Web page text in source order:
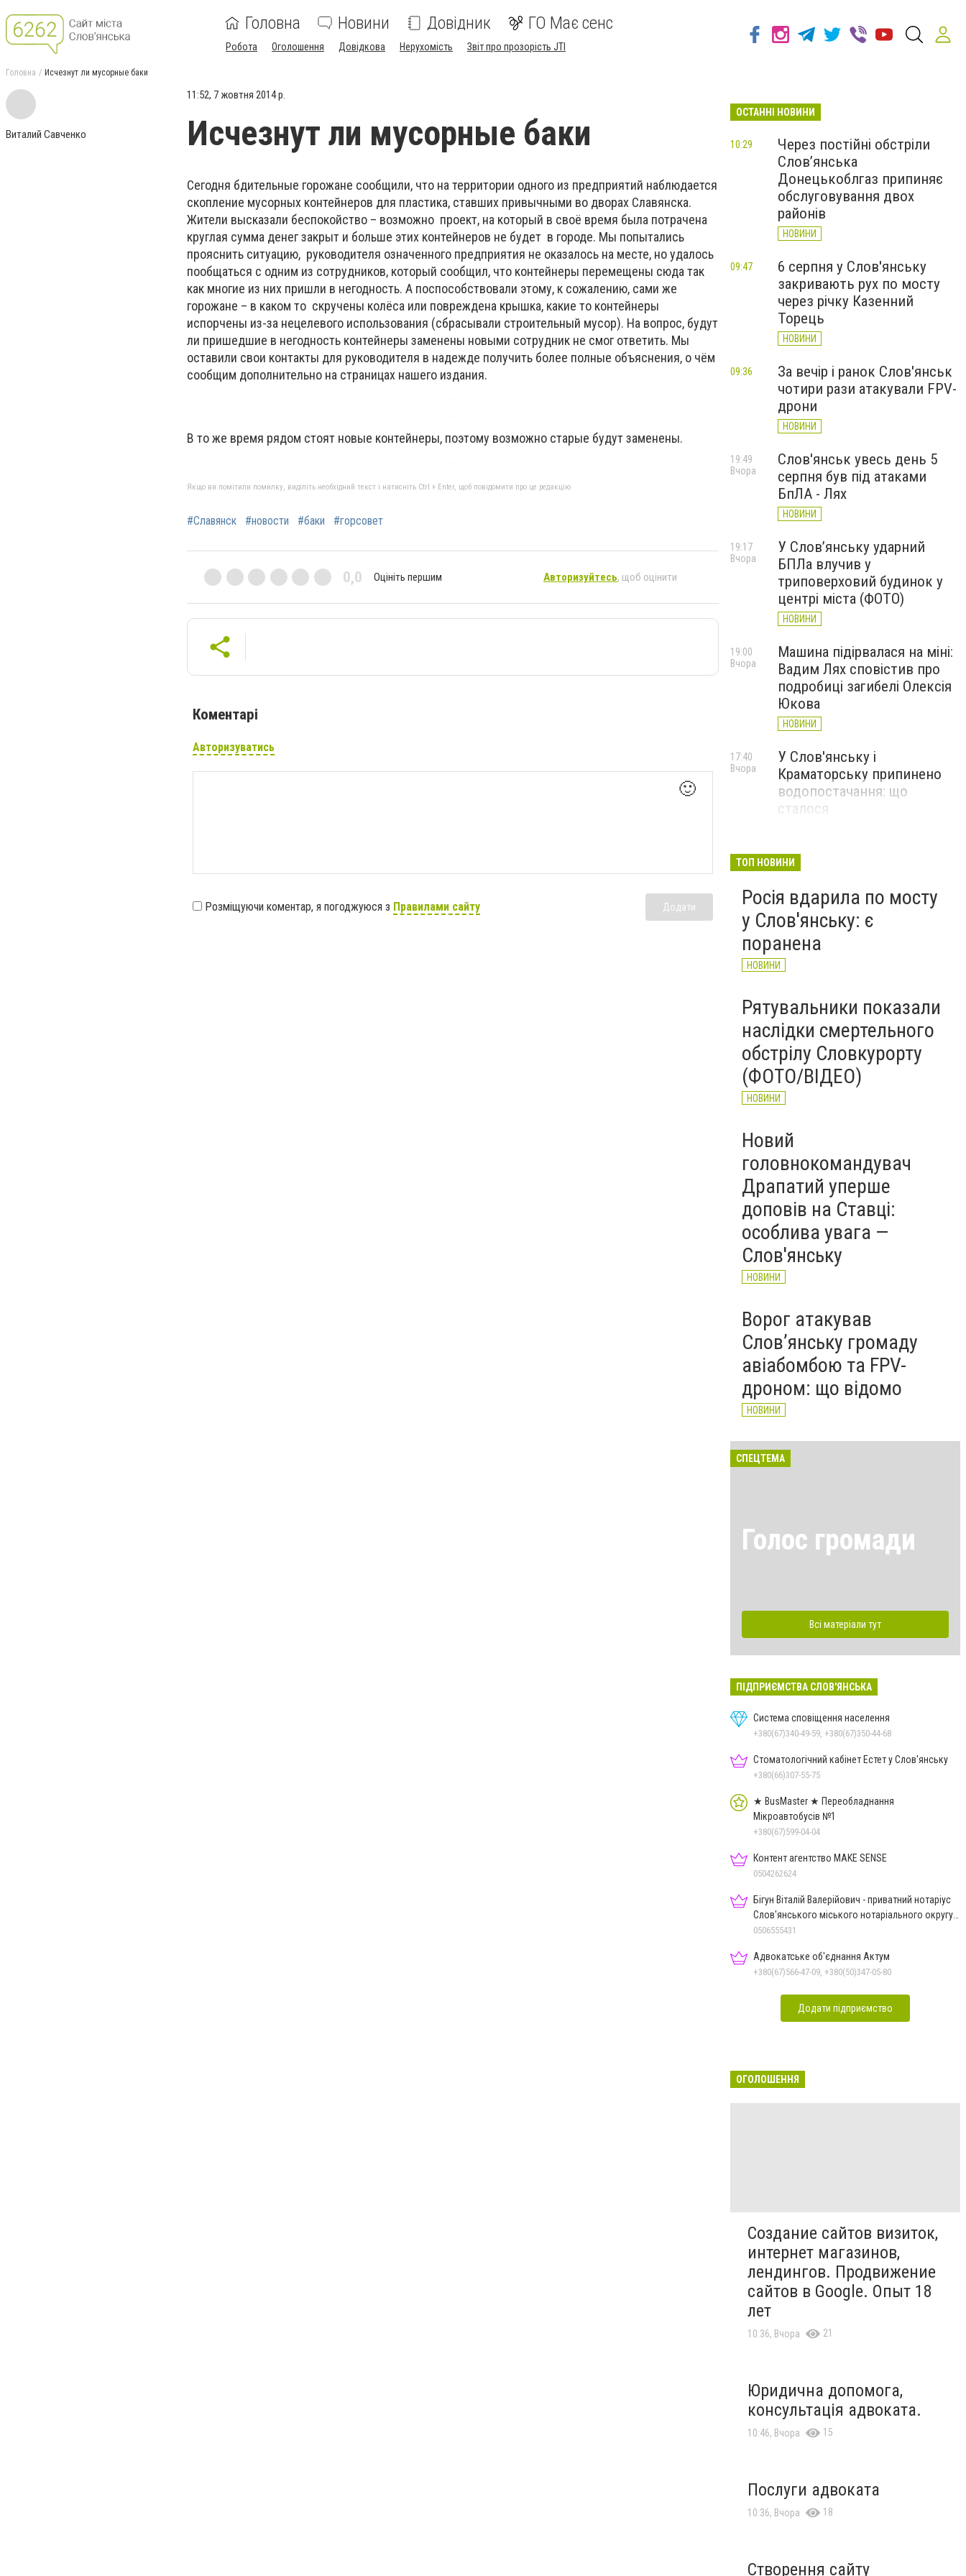
Головна Новини Довідник ГО Має сенс
Робота Оголошення Довідкова Нерухомість Звіт про прозорість JTI
Головна Исчезнут ли мусорные баки
Виталий Савченко
11:52, 7 жовтня 2014 р.
Исчезнут ли мусорные баки
Сегодня бдительные горожане сообщили, что на территории одного из предприятий наблюдается
скопление мусорных контейнеров для пластика, ставших привычными во дворах Славянска.
Жители высказали беспокойство – возможно проект, на который в своё время была потрачена
круглая сумма денег закрыт и больше этих контейнеров не будет в городе. Мы попытались
прояснить ситуацию, руководителя означенного предприятия не оказалось на месте, но удалось
пообщаться с одним из сотрудников, который сообщил, что контейнеры перемещены сюда так
как многие из них пришли в негодность. А поспособствовали этому, к сожалению, сами же
горожане – в каком то скручены колёса или повреждена крышка, какие то контейнеры
испорчены из-за нецелевого использования (сбрасывали строительный мусор). На вопрос, будут
ли пришедшие в негодность контейнеры заменены новыми сотрудник не смог ответить. Мы
оставили свои контакты для руководителя в надежде получить более полные объяснения, о чём
сообщим дополнительно на страницах нашего издания.
В то же время рядом стоят новые контейнеры, поэтому возможно старые будут заменены.
Якщо ви помітили помилку, виділіть необхідний текст і натисніть Ctrl + Enter, щоб повідомити про це редакцію
#Славянск #новости #баки #горсовет
0,0 Оцініть першим Авторизуйтесь, щоб оцінити
Коментарі
Авторизуватись
🙂
Розміщуючи коментар, я погоджуюся з Правилами сайту Додати
ОСТАННІ НОВИНИ
Через постійні обстріли
Слов’янська
Донецькоблгаз припиняє
обслуговування двох
районів
НОВИНИ
10:29
6 серпня у Слов'янську
закривають рух по мосту
через річку Казенний
Торець
НОВИНИ
09:47
За вечір і ранок Слов'янськ
чотири рази атакували FPV-
дрони
НОВИНИ
09:36
Слов'янськ увесь день 5
серпня був під атаками
БпЛА - Лях
НОВИНИ
19:49
Вчора
У Слов’янську ударний
БПЛа влучив у
триповерховий будинок у
центрі міста (ФОТО)
НОВИНИ
19:17
Вчора
Машина підірвалася на міні:
Вадим Лях сповістив про
подробиці загибелі Олексія
Юкова
НОВИНИ
19:00
Вчора
У Слов'янську і
Краматорську припинено
водопостачання: що
сталося
17:40
Вчора
Загинув Олексій Юков,
«Плацдарм»
СТАТТІ
17:09
Вчора
ТОП НОВИНИ
Росія вдарила по мосту
у Слов'янську: є
поранена
НОВИНИ
Рятувальники показали
наслідки смертельного
обстрілу Словкурорту
(ФОТО/ВІДЕО)
НОВИНИ
Новий
головнокомандувач
Драпатий уперше
доповів на Ставці:
особлива увага —
Слов'янську
НОВИНИ
Ворог атакував
Слов’янську громаду
авіабомбою та FPV-
дроном: що відомо
НОВИНИ
СПЕЦТЕМА
Голос громади
Всі матеріали тут
ПІДПРИЄМСТВА СЛОВ'ЯНСЬКА
Система сповіщення населення
+380(67)340-49-59, +380(67)350-44-68
Стоматологічний кабінет Естет у Слов'янську
+380(66)307-55-75
★ BusMaster ★ Переобладнання
Мікроавтобусів №1
+380(67)599-04-04
Контент агентство MAKE SENSE
0504262624
Бігун Віталій Валерійович - приватний нотаріус
Слов'янського міського нотаріального округу
Дон.обл.
0506555431
Адвокатське об'єднання Актум
+380(67)566-47-09, +380(50)347-05-80
Додати підприємство
ОГОЛОШЕННЯ
Создание сайтов визиток,
интернет магазинов,
лендингов. Продвижение
сайтов в Google. Опыт 18
лет
10:36, Вчора 21
Юридична допомога,
консультація адвоката.
10:46, Вчора 15
Послуги адвоката
10:36, Вчора 18
Створення сайту